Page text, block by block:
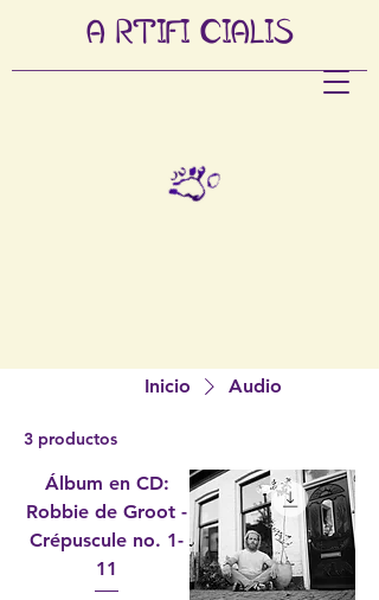
A RTIFI CIALIS
Inicio Audio
3 productos
Álbum en CD:
Robbie de Groot -
Crépuscule no. 1-
11